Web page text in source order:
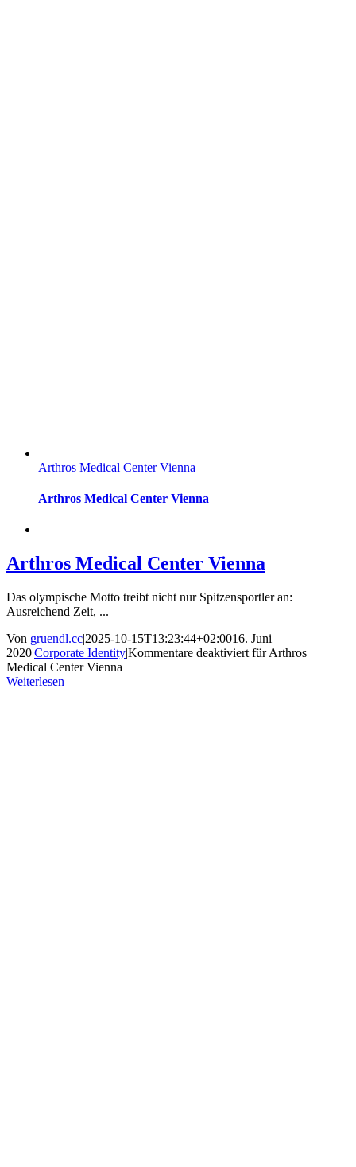
Arthros Medical Center Vienna
Arthros Medical Center Vienna
Arthros Medical Center Vienna
Das olympische Motto treibt nicht nur Spitzensportler an:
Ausreichend Zeit, ...
Von gruendl.cc|2025-10-15T13:23:44+02:0016. Juni
2020|Corporate Identity|Kommentare deaktiviert für Arthros
Medical Center Vienna
Weiterlesen